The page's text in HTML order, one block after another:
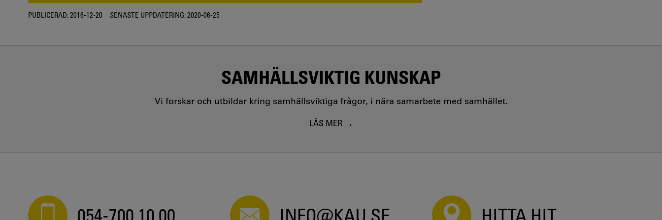
PUBLICERAD:2016-12-20 SENASTE UPPDATERING:2020-06-25
SAMHÄLLSVIKTIG KUNSKAP
Vi forskar och utbildar kring samhällsviktiga frågor, i nära samarbete med samhället.
LÄS MER
054-700 10 00 INFO@KAU.SE HITTA HIT